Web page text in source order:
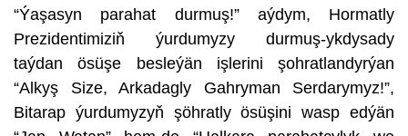
“Ýaşasyn parahat durmuş!” aýdym, Hormatly
Prezidentimiziň ýurdumyzy durmuş-ykdysady
taýdan ösüşe besleýän işlerini şohratlandyrýan
“Alkyş Size, Arkadagly Gahryman Serdarymyz!”,
Bitarap ýurdumyzyň şöhratly ösüşini wasp edýän